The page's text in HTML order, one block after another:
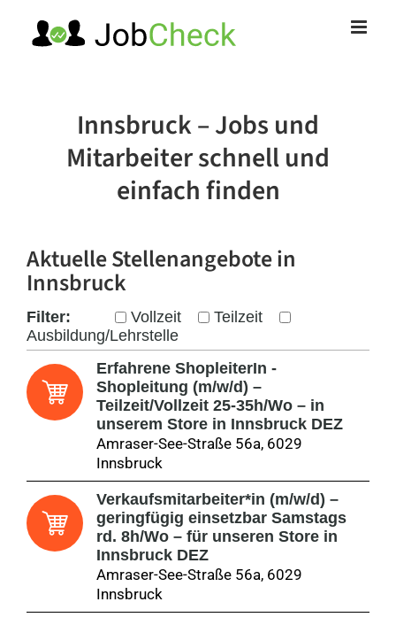
springen
Innsbruck – Jobs und
Mitarbeiter schnell und
einfach finden
Aktuelle Stellenangebotein
Innsbruck
Filter: Vollzeit
Teilzeit
Ausbildung/Lehrstelle
Erfahrene ShopleiterIn -
Shopleitung (m/w/d) –
Teilzeit/Vollzeit 25-35h/Wo – in
unserem Store in Innsbruck DEZ
Amraser-See-Straße 56a, 6029
Innsbruck
Verkaufsmitarbeiter*in (m/w/d) –
geringfügig einsetzbar Samstags
rd. 8h/Wo – für unseren Store in
Innsbruck DEZ
Amraser-See-Straße 56a, 6029
Innsbruck